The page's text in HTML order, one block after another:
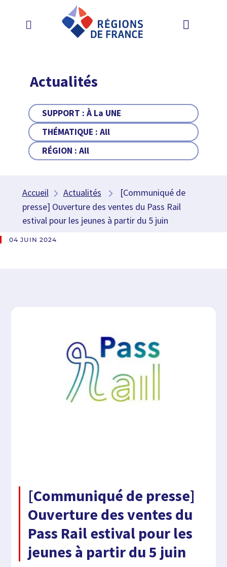
Actualités
SUPPORT :À La UNE
THÉMATIQUE :All
RÉGION :All
Accueil Actualités
[Communiqué de
presse] Ouverture des ventes du Pass Rail
estival pour les jeunes à partir du 5 juin
04 JUIN 2024
[Communiqué de presse]
Ouverture des ventes du
Pass Rail estival pour les
jeunes à partir du 5 juin